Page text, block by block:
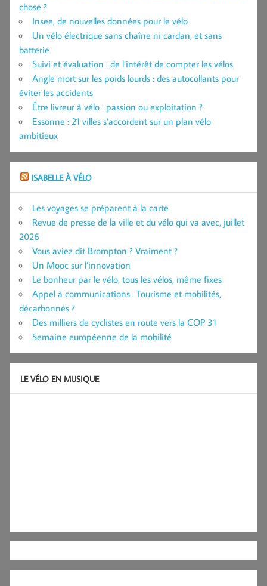
chose ?
Insee, de nouvelles données pour le vélo
Un vélo électrique sans chaîne ni cardan, et sans
batterie
Suivi et évaluation : de l’intérêt de compter les vélos
Angle mort sur les poids lourds : des autocollants pour
éviter les accidents
Être livreur à vélo : passion ou exploitation ?
Essonne : 21 villes s’accordent sur un plan vélo
ambitieux
ISABELLE À VÉLO
Les voyages se préparent à la carte
Revue de presse de la ville et du vélo qui va avec, juillet
2026
Vous aviez dit Brompton ? Vraiment ?
Un Mooc sur l’innovation
Le bonheur par le vélo, tous les vélos, même fixes
Appel à communications : Tourisme et mobilités,
décarbonnés ?
Des milliers de cyclistes en route vers la COP 31
Semaine européenne de la mobilité
LE VÉLO EN MUSIQUE